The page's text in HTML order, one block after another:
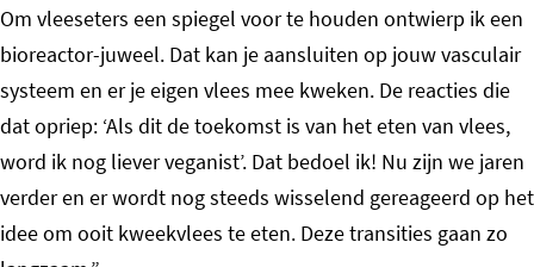
Om vleeseters een spiegel voor te houden ontwierp ik een
bioreactor-juweel. Dat kan je aansluiten op jouw vasculair
systeem en er je eigen vlees mee kweken. De reacties die
dat opriep: ‘Als dit de toekomst is van het eten van vlees,
word ik nog liever veganist’. Dat bedoel ik! Nu zijn we jaren
verder en er wordt nog steeds wisselend gereageerd op het
idee om ooit kweekvlees te eten. Deze transities gaan zo